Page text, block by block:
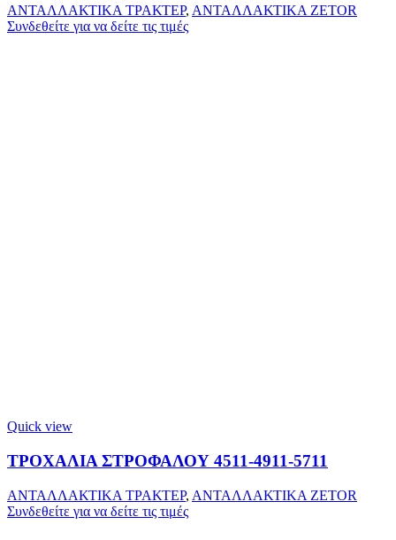
ΑΝΤΑΛΛΑΚΤΙΚΑ ΤΡΑΚΤΕΡ, ΑΝΤΑΛΛΑΚΤΙΚΑ ZETOR
Συνδεθείτε για να δείτε τις τιμές
Quick view
ΤΡΟΧΑΛΙΑ ΣΤΡΟΦΑΛΟΥ 4511-4911-5711
ΑΝΤΑΛΛΑΚΤΙΚΑ ΤΡΑΚΤΕΡ, ΑΝΤΑΛΛΑΚΤΙΚΑ ZETOR
Συνδεθείτε για να δείτε τις τιμές